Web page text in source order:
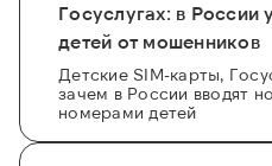
Госуслугах: в России
детей от мошенников
Детские SIM-карты,
зачем в России вводят
номерами детей